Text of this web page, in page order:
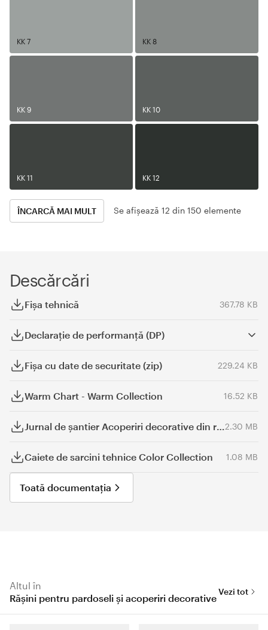
KK 7 KK 8
KK 9 KK 10
KK 11 KK 12
ÎNCARCĂ MAI MULT Se afișează 12 din 150 elemente
Descărcări
Fişa tehnică 367.78 KB
Declaraţie de performanță (DP)
Fișa cu date de securitate (zip) 229.24 KB
Warm Chart - Warm Collection 16.52 KB
Jurnal de șantier Acoperiri decorative din rășină2.30 MB
Caiete de sarcini tehnice Color Collection 1.08 MB
Toată documentația
Altul în
Rășini pentru pardoseli și acoperiri decorative
Vezi tot